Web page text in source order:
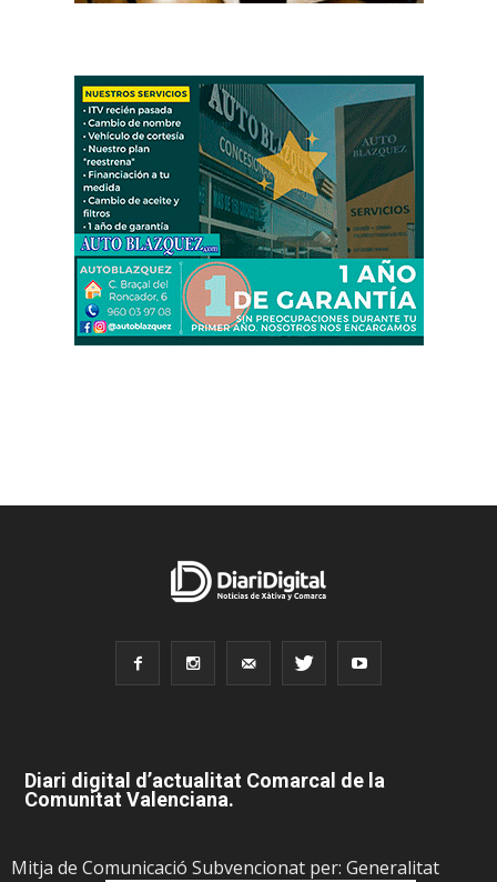
Diari digital d’actualitat Comarcal de la
Comunitat Valenciana.
Mitja de Comunicació Subvencionat per: Generalitat